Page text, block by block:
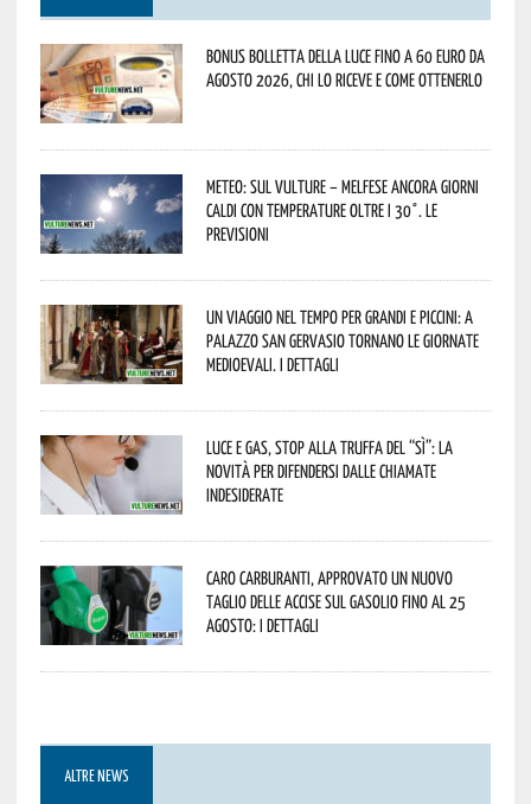
Bonus bolletta della luce fino a 60 euro da
agosto 2026, chi lo riceve e come ottenerlo
Meteo: sul Vulture – melfese ancora giorni
caldi con temperature oltre i 30°. Le
previsioni
Un viaggio nel tempo per grandi e piccini: a
Palazzo San Gervasio tornano le Giornate
Medioevali. I dettagli
Luce e gas, stop alla truffa del “Sì”: la
novità per difendersi dalle chiamate
indesiderate
Caro carburanti, approvato un nuovo
taglio delle accise sul gasolio fino al 25
agosto: i dettagli
ALTRE NEWS